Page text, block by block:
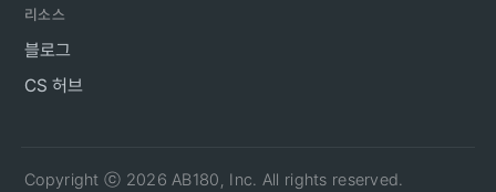
리소스
블로그
CS 허브
Copyright ⓒ 2026 AB180, Inc. All rights reserved.